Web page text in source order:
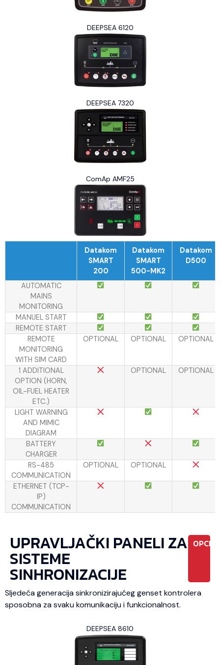
DEEPSEA 6120
DEEPSEA 7320
ComAp AMF25
Datakom
SMART
200
Datakom
SMART
500-MK2
Datakom
D500
AUTOMATIC
MAINS
MONITORING
MANUEL START
REMOTE START
REMOTE
MONITORING
WITH SIM CARD
OPTIONAL OPTIONAL OPTIONAL
1 ADDITIONAL
OPTION (HORN,
OIL-FUEL HEATER
ETC.)
OPTIONAL OPTIONAL
LIGHT WARNING
AND MIMIC
DIAGRAM
BATTERY
CHARGER
RS-485
COMMUNICATION
OPTIONAL OPTIONAL
ETHERNET (TCP-
IP)
COMMUNICATION
UPRAVLJAČKI PANELI ZA
SISTEME
SINHRONIZACIJE
Sljedeća generacija sinkronizirajućeg genset kontrolera
sposobna za svaku komunikaciju i funkcionalnost.
DEEPSEA 8610